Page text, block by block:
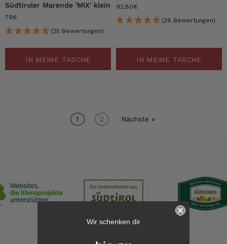
Südtiroler Marende 'MIX' klein
79€
(25 Bewertungen)
IN MEINE TASCHE
92,80€
(28 Bewertungen)
IN MEINE TASCHE
1 2 Nächste »
Wir schenken dir